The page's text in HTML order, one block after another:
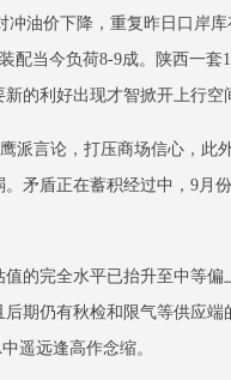
油价下降，重复昨日口岸
配当今负荷8-9成。陕西一
的利好出现才智掀开上行空
派言论，打压商场信心，
矛盾正在蓄积经过中，9月
的完全水平已抬升至中等
期仍有秋检和限气等供应
遥远逢高作念缩。